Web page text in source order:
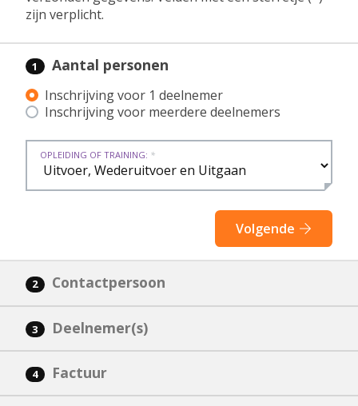
zijn verplicht.
1 Aantal personen
Inschrijving voor 1 deelnemer
Inschrijving voor meerdere deelnemers
OPLEIDING OF TRAINING: *
Volgende
2 Contactpersoon
3 Deelnemer(s)
4 Factuur